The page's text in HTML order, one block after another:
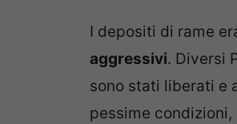
I depositi di rame
aggressivi. Diversi
sono stati liberati e
pessime